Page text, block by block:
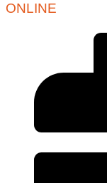
ONLINE